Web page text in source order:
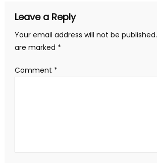
Leave a Reply
Your email address will not be published.
are marked *
Comment *